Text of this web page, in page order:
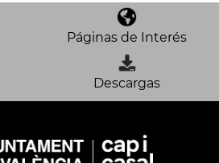
Páginas de Interés
Descargas